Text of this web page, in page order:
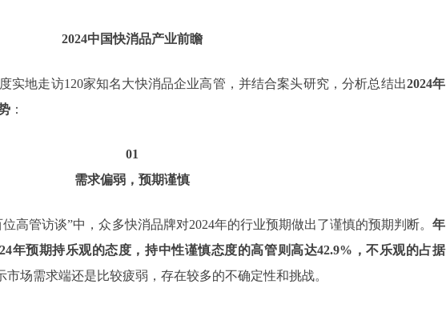
2024中国快消品产业前瞻
实地走访120家知名大快消品企业高管，并结合案头研究，分析总结出2024年
：
01
需求偏弱，预期谨慎
高管访谈”中，众多快消品牌对2024年的行业预期做出了谨慎的预期判断。 年
年预期持乐观的态度，持中性谨慎态度的高管则高达42.9%，不乐观的占据
市场需求端还是比较疲弱，存在较多的不确定性和挑战。